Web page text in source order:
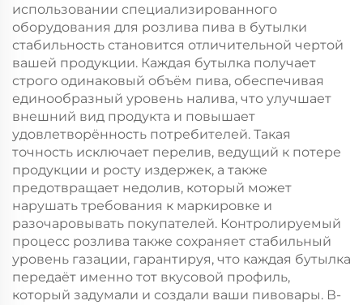
использовании специализированного
оборудования для розлива пива в бутылки
стабильность становится отличительной чертой
вашей продукции. Каждая бутылка получает
строго одинаковый объём пива, обеспечивая
единообразный уровень налива, что улучшает
внешний вид продукта и повышает
удовлетворённость потребителей. Такая
точность исключает перелив, ведущий к потере
продукции и росту издержек, а также
предотвращает недолив, который может
нарушать требования к маркировке и
разочаровывать покупателей. Контролируемый
процесс розлива также сохраняет стабильный
уровень газации, гарантируя, что каждая бутылка
передаёт именно тот вкусовой профиль,
который задумали и создали ваши пивовары. В-